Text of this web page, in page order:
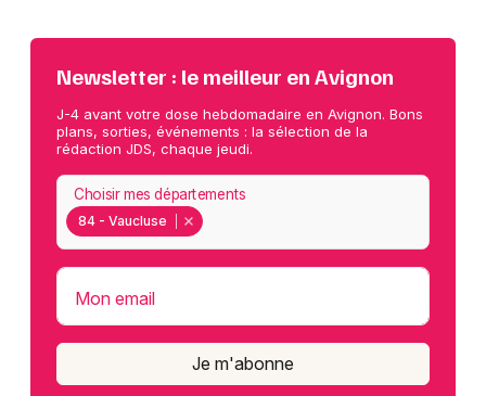
Newsletter : le meilleur en Avignon
J-4 avant votre dose hebdomadaire en Avignon. Bons
plans, sorties, événements : la sélection de la
rédaction JDS, chaque jeudi.
84 - Vaucluse
Choisir mes départements
Mon email
Je m'abonne